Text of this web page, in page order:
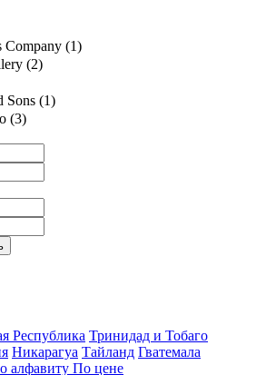
Company (1)
(2)
Sons (1)
(3)
Республика Тринидад и Тобаго
Никарагуа Тайланд Гватемала
алфавиту По цене